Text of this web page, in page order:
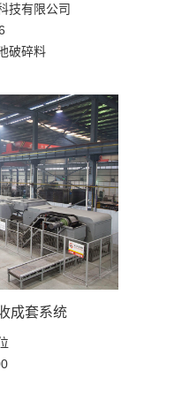
技有限公司
破碎料
成套系统